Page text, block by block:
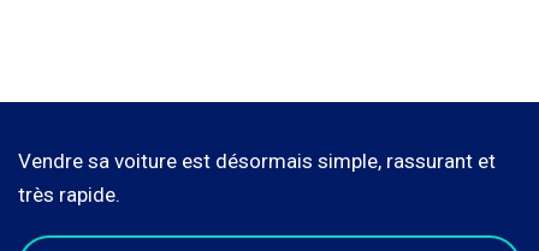
Vendre sa voiture est désormais simple, rassurant et
très rapide.